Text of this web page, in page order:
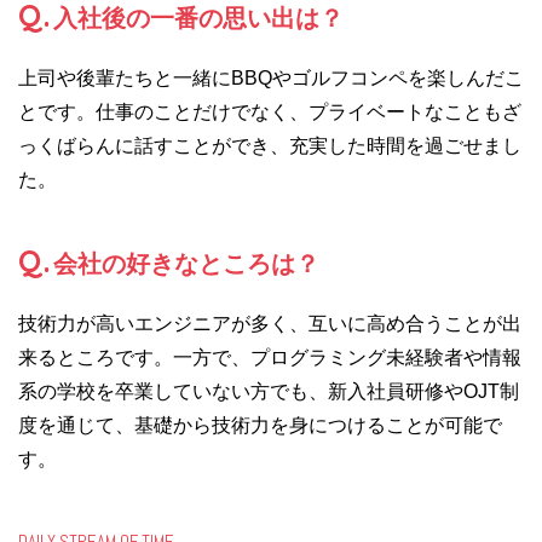
Q. 入社後の一番の思い出は？
上司や後輩たちと一緒にBBQやゴルフコンペを楽しんだこ
とです。仕事のことだけでなく、プライベートなこともざ
っくばらんに話すことができ、充実した時間を過ごせまし
た。
Q.会社の好きなところは？
技術力が高いエンジニアが多く、互いに高め合うことが出
来るところです。一方で、プログラミング未経験者や情報
系の学校を卒業していない方でも、新入社員研修やOJT制
度を通じて、基礎から技術力を身につけることが可能で
す。